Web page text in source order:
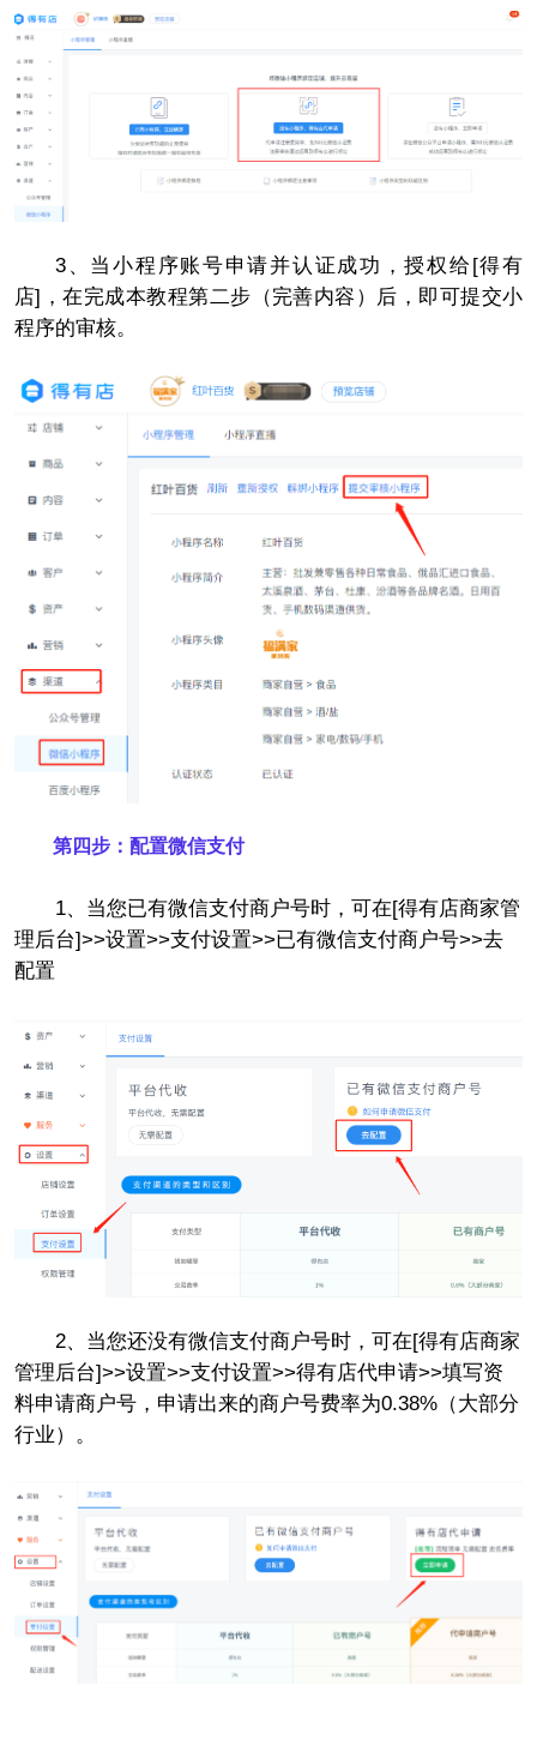
3、当小程序账号申请并认证成功，授权给[得有
店]，在完成本教程第二步（完善内容）后，即可提交小
程序的审核。
第四步：配置微信支付
1、当您已有微信支付商户号时，可在[得有店商家管
理后台]>>设置>>支付设置>>已有微信支付商户号>>去
配置
2、当您还没有微信支付商户号时，可在[得有店商家
管理后台]>>设置>>支付设置>>得有店代申请>>填写资
料申请商户号，申请出来的商户号费率为0.38%（大部分
行业）。